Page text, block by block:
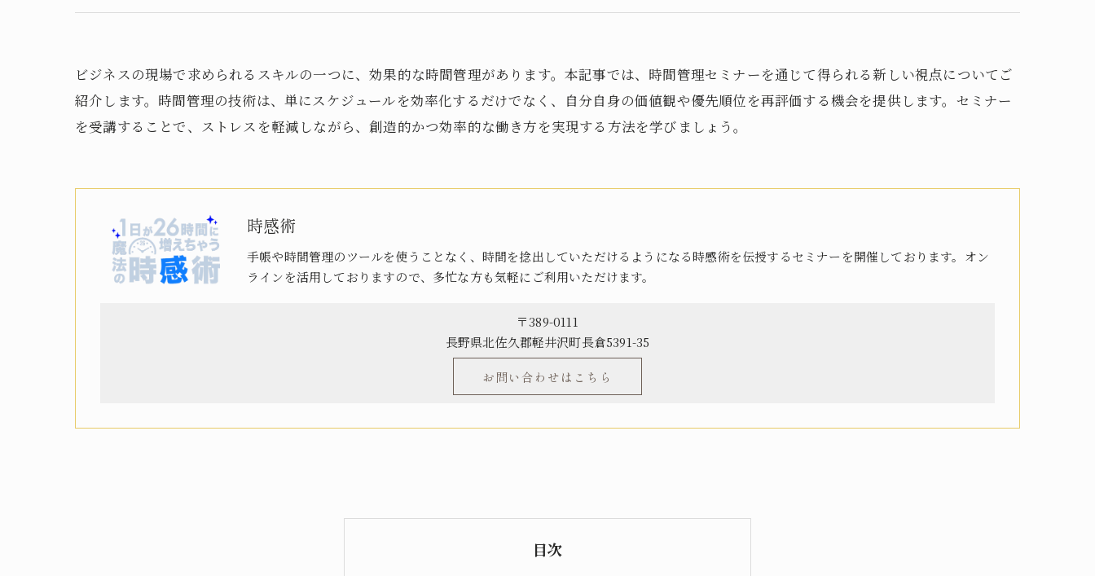
ビジネスの現場で求められるスキルの一つに、効果的な時間管理があります。本記事では、時間管理セミナーを通じて得られる新しい視点についてご
紹介します。時間管理の技術は、単にスケジュールを効率化するだけでなく、自分自身の価値観や優先順位を再評価する機会を提供します。セミナー
を受講することで、ストレスを軽減しながら、創造的かつ効率的な働き方を実現する方法を学びましょう。
時感術
手帳や時間管理のツールを使うことなく、時間を捻出していただけるようになる時感術を伝授するセミナーを開催しております。オン
ラインを活用しておりますので、多忙な方も気軽にご利用いただけます。
〒389-0111
長野県北佐久郡軽井沢町長倉5391-35
お問い合わせはこちら
目次